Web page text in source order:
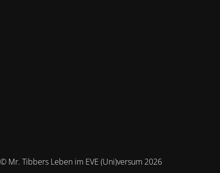
© Mr. Tibbers Leben im EVE (Uni)versum 2026